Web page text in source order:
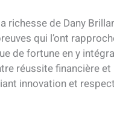
richesse de Dany
qui l’ont
de fortune en y
réussite financière
innovation et